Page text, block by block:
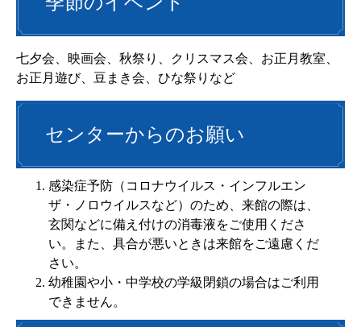
七夕会、映画会、秋祭り、クリスマス会、お正月教室、
お正月遊び、豆まき会、ひな祭りなど
センターからのお願い
感染症予防（コロナウイルス・インフルエン
ザ・ノロウイルスなど）のため、来館の際は、
玄関などに備え付けの消毒液をご使用くださ
い。また、具合が悪いときは来館をご遠慮くだ
さい。
幼稚園や小・中学校の学級閉鎖の場合はご利用
できません。